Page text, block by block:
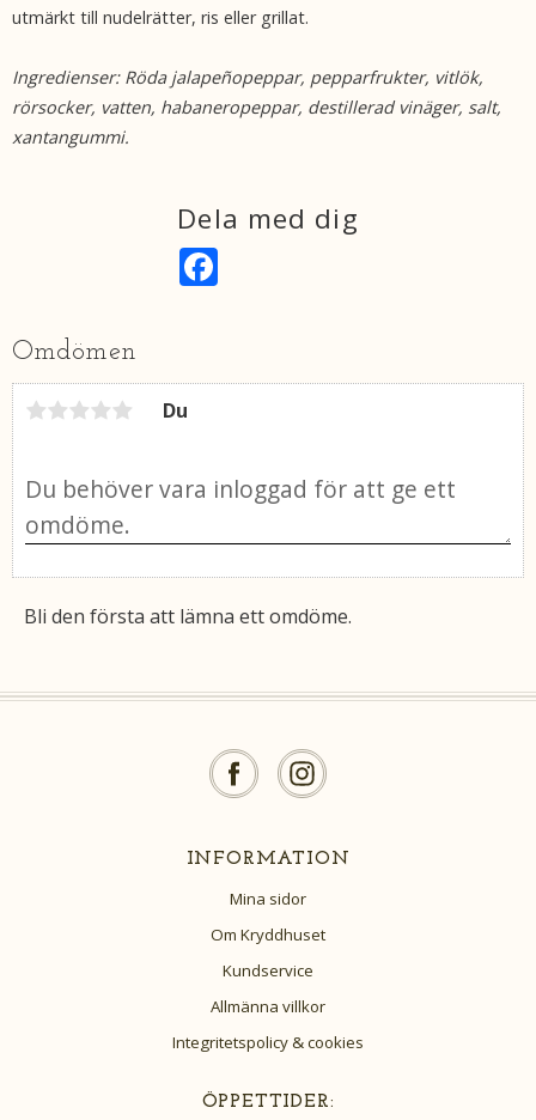
utmärkt till nudelrätter, ris eller grillat.
Ingredienser:Röda jalapeñopeppar, pepparfrukter, vitlök,
rörsocker, vatten, habaneropeppar, destillerad vinäger, salt,
xantangummi.
Dela med dig
k
Omdömen
Du
Bli den första att lämna ett omdöme.
INFORMATION
Mina sidor
Om Kryddhuset
Kundservice
Allmänna villkor
Integritetspolicy & cookies
ÖPPETTIDER: